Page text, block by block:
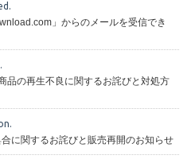
」からのメールを受信でき
品の再生不良に関するお詫びと対処方
に関するお詫びと販売再開のお知らせ